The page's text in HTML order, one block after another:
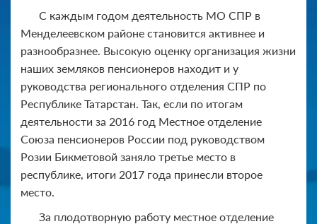
С каждым годом деятельность МО СПР в
Менделеевском районе становится активнее и
разнообразнее. Высокую оценку организация жизни
наших земляков пенсионеров находит и у
руководства регионального отделения СПР по
Республике Татарстан. Так, если по итогам
деятельности за 2016 год Местное отделение
Союза пенсионеров России под руководством
Розии Бикметовой заняло третье место в
республике, итоги 2017 года принесли второе
место.
За плодотворную работу местное отделение